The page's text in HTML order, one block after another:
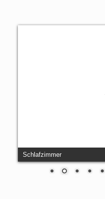
Schlafzimmer